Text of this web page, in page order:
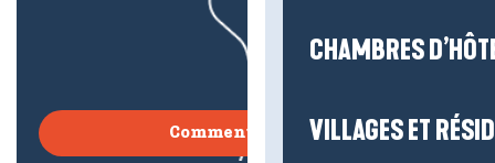
CHAMBRES
VILLAGES ET
Comment venir ?